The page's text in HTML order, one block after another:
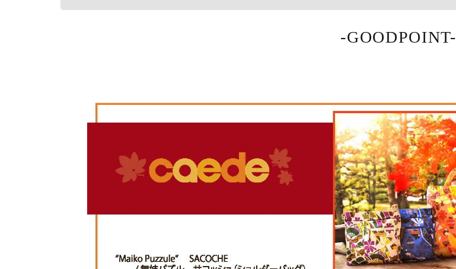
-GOODPOINT-